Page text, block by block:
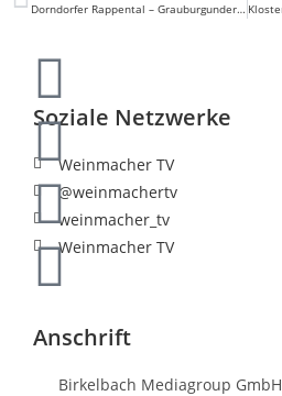
Dorndorfer Rappental – Grauburgunder – Spätlese
Anschrift
Birkelbach Mediagroup GmbH
Soziale Netzwerke
Weinmacher TV
@weinmachertv
weinmacher_tv
Weinmacher TV